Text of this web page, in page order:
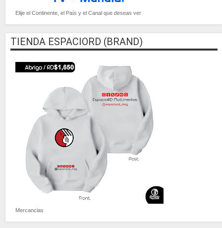
Elije el Continente, el País y el Canal que deseas ver
TIENDA ESPACIORD (BRAND)
Mercancias